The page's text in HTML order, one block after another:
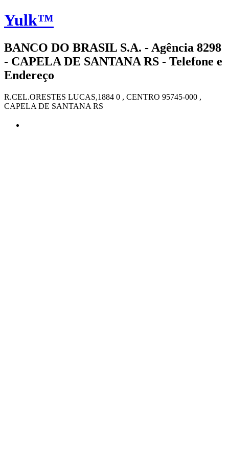
Yulk™
BANCO DO BRASIL S.A. - Agência 8298
- CAPELA DE SANTANA RS - Telefone e
Endereço
R.CEL.ORESTES LUCAS,1884 0 , CENTRO 95745-000 ,
CAPELA DE SANTANA RS